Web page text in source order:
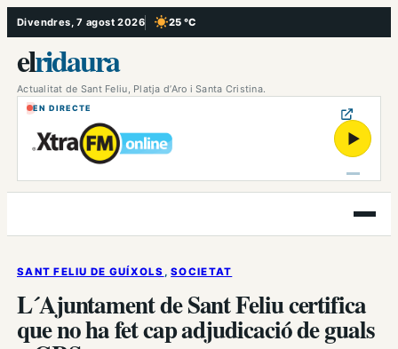
Vés
al
contingut
Divendres, 7 agost 2026 25 °C
, Cel serè
elridaura
Actualitat de Sant Feliu, Platja d’Aro i Santa Cristina.
EN DIRECTE
▶
Obre
el
SANT FELIU DE GUÍXOLS , SOCIETAT
L´Ajuntament de Sant Feliu certifica
que no ha fet cap adjudicació de guals